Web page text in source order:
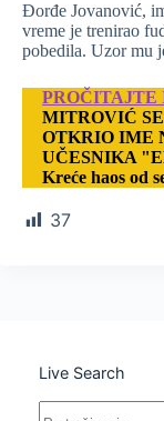
Đorđe Jovanović,
vreme je trenirao
pobedila. Uzor mu
PROČITAJTE
MITROVIĆ
OTKRIO IME
UČESNIKA
Kreće haos od
37
Live Search
Nema